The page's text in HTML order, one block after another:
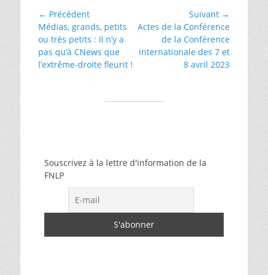
Navigation
de
l’article
← Précédent
Article
précédent :
Médias, grands, petits
ou très petits : Il n’y a
pas qu’à CNews que
l’extrême-droite fleurit !
Suivant →
Article
suivant :
Actes de la Conférence
de la Conférence
internationale des 7 et
8 avril 2023
Souscrivez à la lettre d'information de la
FNLP